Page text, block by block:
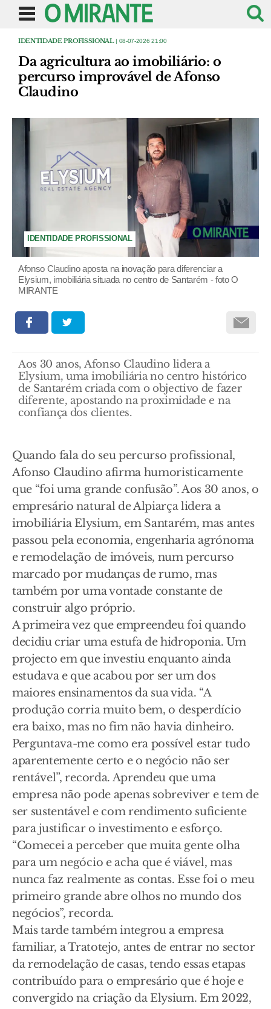
IDENTIDADE PROFISSIONAL| 08-07-2026 21:00
Da agricultura ao imobiliário: o
percurso improvável de Afonso
Claudino
IDENTIDADE PROFISSIONAL
Afonso Claudino aposta na inovação para diferenciar a
Elysium, imobiliária situada no centro de Santarém - foto O
MIRANTE
Aos 30 anos, Afonso Claudino lidera a
Elysium, uma imobiliária no centro histórico
de Santarém criada com o objectivo de fazer
diferente, apostando na proximidade e na
confiança dos clientes.
Quando fala do seu percurso profissional,
Afonso Claudino afirma humoristicamente
que “foi uma grande confusão”. Aos 30 anos, o
empresário natural de Alpiarça lidera a
imobiliária Elysium, em Santarém, mas antes
passou pela economia, engenharia agrónoma
e remodelação de imóveis, num percurso
marcado por mudanças de rumo, mas
também por uma vontade constante de
construir algo próprio.
A primeira vez que empreendeu foi quando
decidiu criar uma estufa de hidroponia. Um
projecto em que investiu enquanto ainda
estudava e que acabou por ser um dos
maiores ensinamentos da sua vida. “A
produção corria muito bem, o desperdício
era baixo, mas no fim não havia dinheiro.
Perguntava-me como era possível estar tudo
aparentemente certo e o negócio não ser
rentável”, recorda. Aprendeu que uma
empresa não pode apenas sobreviver e tem de
ser sustentável e com rendimento suficiente
para justificar o investimento e esforço.
“Comecei a perceber que muita gente olha
para um negócio e acha que é viável, mas
nunca faz realmente as contas. Esse foi o meu
primeiro grande abre olhos no mundo dos
negócios”, recorda.
Mais tarde também integrou a empresa
familiar, a Tratotejo, antes de entrar no sector
da remodelação de casas, tendo essas etapas
contribuído para o empresário que é hoje e
convergido na criação da Elysium. Em 2022,